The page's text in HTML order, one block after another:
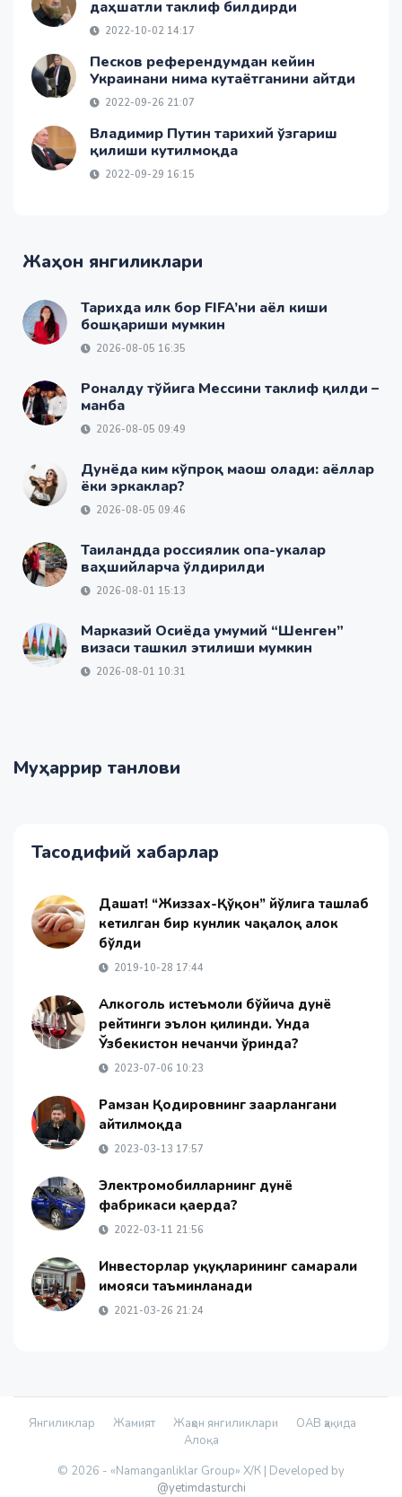
даҳшатли таклиф билдирди
2022-10-02 14:17
Песков референдумдан кейин
Украинани нима кутаётганини айтди
2022-09-26 21:07
Владимир Путин тарихий ўзгариш
қилиши кутилмоқда
2022-09-29 16:15
Жаҳон янгиликлари
Тарихда илк бор FIFA’ни аёл киши
бошқариши мумкин
2026-08-05 16:35
Роналду тўйига Мессини таклиф қилди –
манба
2026-08-05 09:49
Дунёда ким кўпроқ маош олади: аёллар
ёки эркаклар?
2026-08-05 09:46
Таиландда россиялик опа-укалар
ваҳшийларча ўлдирилди
2026-08-01 15:13
Марказий Осиёда умумий “Шенген”
визаси ташкил этилиши мумкин
2026-08-01 10:31
Муҳаррир танлови
Тасодифий хабарлар
Даҳшат! “Жиззах-Қўқон” йўлига ташлаб
кетилган бир кунлик чақалоқ ҳалок
бўлди
2019-10-28 17:44
Алкоголь истеъмоли бўйича дунё
рейтинги эълон қилинди. Унда
Ўзбекистон нечанчи ўринда?
2023-07-06 10:23
Рамзан Қодировнинг заҳарлангани
айтилмоқда
2023-03-13 17:57
Электромобилларнинг дунё
фабрикаси қаерда?
2022-03-11 21:56
Инвесторлар ҳуқуқларининг самарали
ҳимояси таъминланади
2021-03-26 21:24
Янгиликлар Жамият Жаҳон янгиликлари
ОАВ ҳақида
Алоқа
© 2026 - «Namanganliklar Group» Х/К | Developed by
@yetimdasturchi